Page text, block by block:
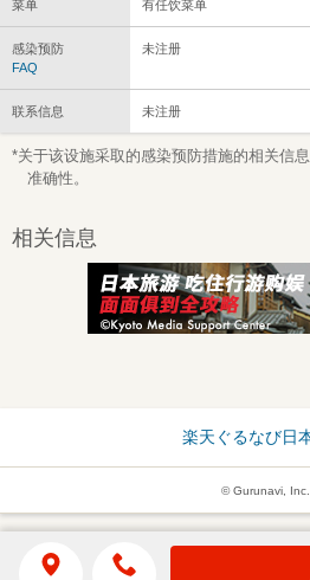
菜单 有任饮菜单
感染预防
FAQ
未注册
联系信息 未注册
*关于该设施采取的感染预防措施的相关信
准确性。
相关信息
楽天ぐるなび日
© Gurunavi, Inc.